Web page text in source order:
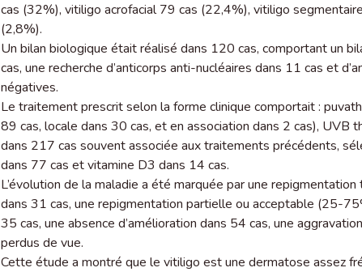
cas (32%), vitiligo acrofacial 79 cas (22,4%), vitiligo
(2,8%).
Un bilan biologique était réalisé dans 120 cas, comportant un
cas, une recherche d’anticorps anti-nucléaires dans 11 cas et
négatives.
Le traitement prescrit selon la forme clinique comportait :
89 cas, locale dans 30 cas, et en association dans 2 cas), UVB
dans 217 cas souvent associée aux traitements précédents,
dans 77 cas et vitamine D3 dans 14 cas.
L’évolution de la maladie a été marquée par une
dans 31 cas, une repigmentation partielle ou acceptable (25-
35 cas, une absence d’amélioration dans 54 cas, une
perdus de vue.
Cette étude a montré que le vitiligo est une dermatose assez